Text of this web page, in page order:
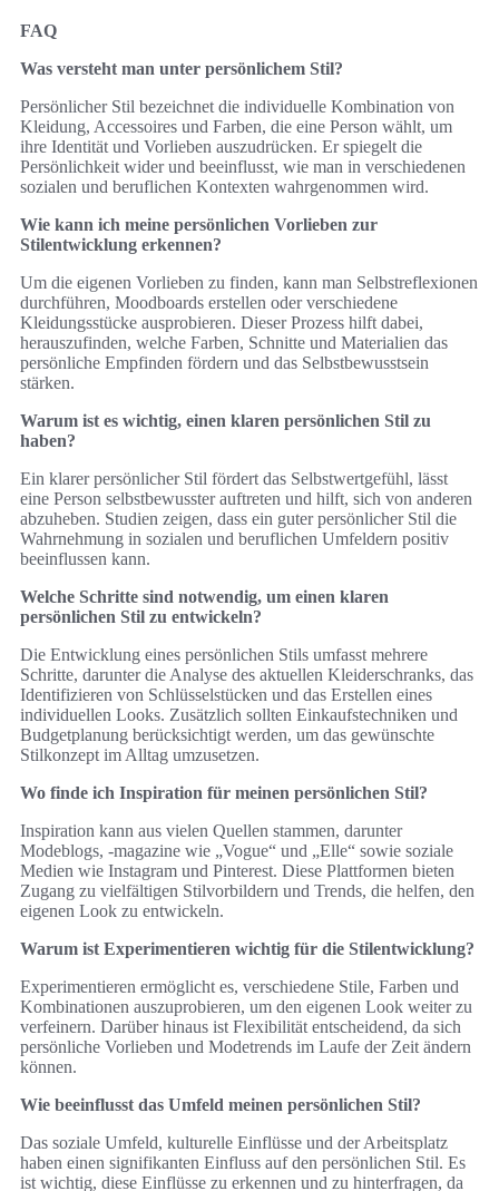
FAQ
Was versteht man unter persönlichem Stil?
Persönlicher Stil bezeichnet die individuelle Kombination von
Kleidung, Accessoires und Farben, die eine Person wählt, um
ihre Identität und Vorlieben auszudrücken. Er spiegelt die
Persönlichkeit wider und beeinflusst, wie man in verschiedenen
sozialen und beruflichen Kontexten wahrgenommen wird.
Wie kann ich meine persönlichen Vorlieben zur
Stilentwicklung erkennen?
Um die eigenen Vorlieben zu finden, kann man Selbstreflexionen
durchführen, Moodboards erstellen oder verschiedene
Kleidungsstücke ausprobieren. Dieser Prozess hilft dabei,
herauszufinden, welche Farben, Schnitte und Materialien das
persönliche Empfinden fördern und das Selbstbewusstsein
stärken.
Warum ist es wichtig, einen klaren persönlichen Stil zu
haben?
Ein klarer persönlicher Stil fördert das Selbstwertgefühl, lässt
eine Person selbstbewusster auftreten und hilft, sich von anderen
abzuheben. Studien zeigen, dass ein guter persönlicher Stil die
Wahrnehmung in sozialen und beruflichen Umfeldern positiv
beeinflussen kann.
Welche Schritte sind notwendig, um einen klaren
persönlichen Stil zu entwickeln?
Die Entwicklung eines persönlichen Stils umfasst mehrere
Schritte, darunter die Analyse des aktuellen Kleiderschranks, das
Identifizieren von Schlüsselstücken und das Erstellen eines
individuellen Looks. Zusätzlich sollten Einkaufstechniken und
Budgetplanung berücksichtigt werden, um das gewünschte
Stilkonzept im Alltag umzusetzen.
Wo finde ich Inspiration für meinen persönlichen Stil?
Inspiration kann aus vielen Quellen stammen, darunter
Modeblogs, -magazine wie „Vogue“ und „Elle“ sowie soziale
Medien wie Instagram und Pinterest. Diese Plattformen bieten
Zugang zu vielfältigen Stilvorbildern und Trends, die helfen, den
eigenen Look zu entwickeln.
Warum ist Experimentieren wichtig für die Stilentwicklung?
Experimentieren ermöglicht es, verschiedene Stile, Farben und
Kombinationen auszuprobieren, um den eigenen Look weiter zu
verfeinern. Darüber hinaus ist Flexibilität entscheidend, da sich
persönliche Vorlieben und Modetrends im Laufe der Zeit ändern
können.
Wie beeinflusst das Umfeld meinen persönlichen Stil?
Das soziale Umfeld, kulturelle Einflüsse und der Arbeitsplatz
haben einen signifikanten Einfluss auf den persönlichen Stil. Es
ist wichtig, diese Einflüsse zu erkennen und zu hinterfragen, da